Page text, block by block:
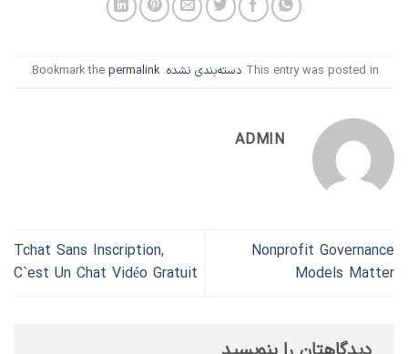
This entry was posted in دسته‌بندی نشده. Bookmark the
permalink
.
ADMIN
Nonprofit Governance
Models Matter
Tchat Sans Inscription,
C`est Un Chat Vidéo Gratuit